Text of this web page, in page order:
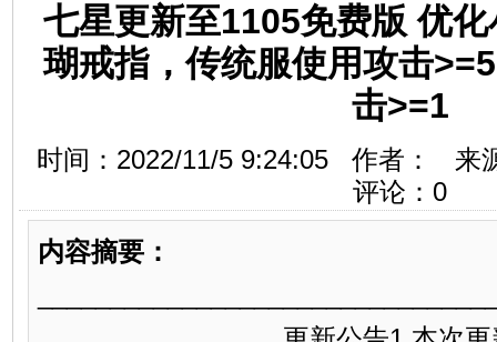
七星更新至1105免费版 优
瑚戒指，传统服使用攻击
击>=1
时间：2022/11/5 9:24:05 作者： 来
评论： 0
内容摘要：